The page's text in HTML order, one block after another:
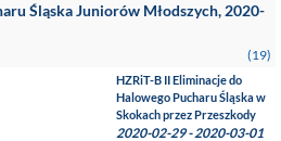
Śląska Juniorów Młodszych, 2020-
(19)
HZRiT-B II Eliminacje do
Halowego Pucharu Śląska w
Skokach przez Przeszkody
2020-02-29 - 2020-03-01